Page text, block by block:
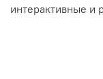
интерактивные и